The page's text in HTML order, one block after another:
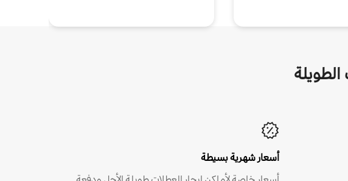
الطويلة
أسعار شهرية بسيطة